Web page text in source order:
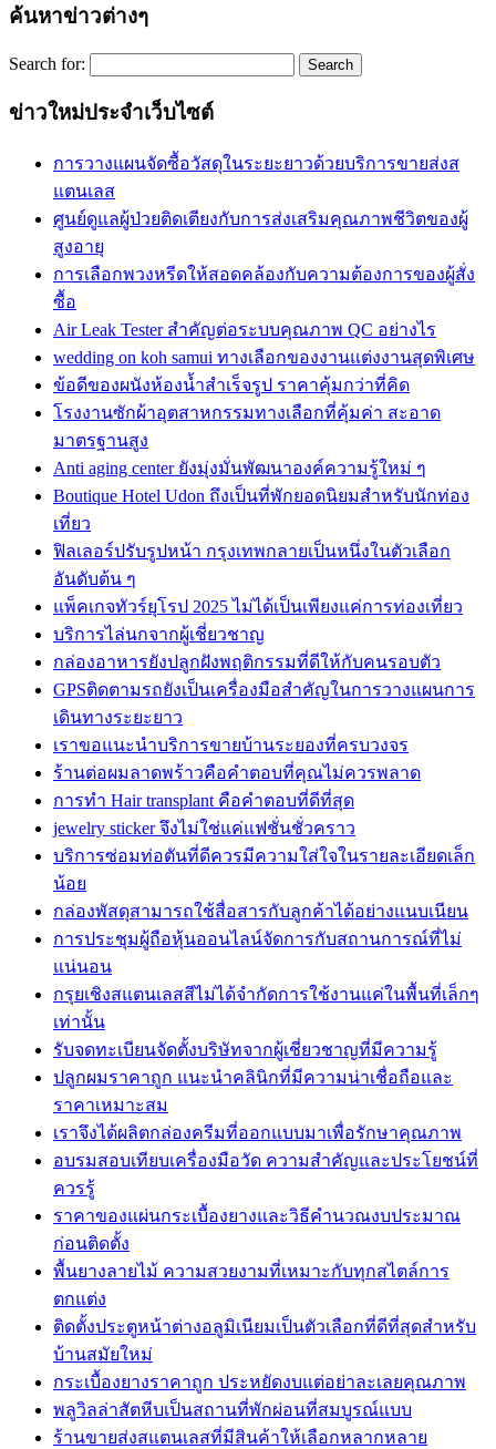
ค้นหาข่าวต่างๆ
Search for:
ข่าวใหม่ประจำเว็บไซต์
การวางแผนจัดซื้อวัสดุในระยะยาวด้วยบริการขายส่งส
แตนเลส
ศูนย์ดูแลผู้ป่วยติดเตียงกับการส่งเสริมคุณภาพชีวิตของผู้
สูงอายุ
การเลือกพวงหรีดให้สอดคล้องกับความต้องการของผู้สั่ง
ซื้อ
Air Leak Tester สำคัญต่อระบบคุณภาพ QC อย่างไร
wedding on koh samui ทางเลือกของงานแต่งงานสุดพิเศษ
ข้อดีของผนังห้องน้ำสำเร็จรูป ราคาคุ้มกว่าที่คิด
โรงงานซักผ้าอุตสาหกรรมทางเลือกที่คุ้มค่า สะอาด
มาตรฐานสูง
Anti aging center ยังมุ่งมั่นพัฒนาองค์ความรู้ใหม่ ๆ
Boutique Hotel Udon ถึงเป็นที่พักยอดนิยมสำหรับนักท่อง
เที่ยว
ฟิลเลอร์ปรับรูปหน้า กรุงเทพกลายเป็นหนึ่งในตัวเลือก
อันดับต้น ๆ
แพ็คเกจทัวร์ยุโรป 2025 ไม่ได้เป็นเพียงแค่การท่องเที่ยว
บริการไล่นกจากผู้เชี่ยวชาญ
กล่องอาหารยังปลูกฝังพฤติกรรมที่ดีให้กับคนรอบตัว
GPSติดตามรถยังเป็นเครื่องมือสำคัญในการวางแผนการ
เดินทางระยะยาว
เราขอแนะนำบริการขายบ้านระยองที่ครบวงจร
ร้านต่อผมลาดพร้าวคือคำตอบที่คุณไม่ควรพลาด
การทำ Hair transplant คือคำตอบที่ดีที่สุด
jewelry sticker จึงไม่ใช่แค่แฟชั่นชั่วคราว
บริการซ่อมท่อตันที่ดีควรมีความใส่ใจในรายละเอียดเล็ก
น้อย
กล่องพัสดุสามารถใช้สื่อสารกับลูกค้าได้อย่างแนบเนียน
การประชุมผู้ถือหุ้นออนไลน์จัดการกับสถานการณ์ที่ไม่
แน่นอน
กรุยเชิงสแตนเลสสีไม่ได้จำกัดการใช้งานแค่ในพื้นที่เล็กๆ
เท่านั้น
รับจดทะเบียนจัดตั้งบริษัทจากผู้เชี่ยวชาญที่มีความรู้
ปลูกผมราคาถูก แนะนำคลินิกที่มีความน่าเชื่อถือและ
ราคาเหมาะสม
เราจึงได้ผลิตกล่องครีมที่ออกแบบมาเพื่อรักษาคุณภาพ
อบรมสอบเทียบเครื่องมือวัด ความสำคัญและประโยชน์ที่
ควรรู้
ราคาของแผ่นกระเบื้องยางและวิธีคำนวณงบประมาณ
ก่อนติดตั้ง
พื้นยางลายไม้ ความสวยงามที่เหมาะกับทุกสไตล์การ
ตกแต่ง
ติดตั้งประตูหน้าต่างอลูมิเนียมเป็นตัวเลือกที่ดีที่สุดสำหรับ
บ้านสมัยใหม่
กระเบื้องยางราคาถูก ประหยัดงบแต่อย่าละเลยคุณภาพ
พลูวิลล่าสัตหีบเป็นสถานที่พักผ่อนที่สมบูรณ์แบบ
ร้านขายส่งสแตนเลสที่มีสินค้าให้เลือกหลากหลาย